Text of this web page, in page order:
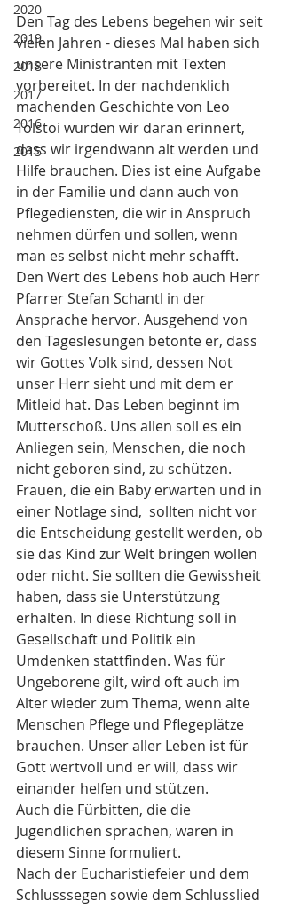
2020
2019
2018
2017
2016
2015
Den Tag des Lebens begehen wir seit
vielen Jahren - dieses Mal haben sich
unsere Ministranten mit Texten
vorbereitet. In der nachdenklich
machenden Geschichte von Leo
Tolstoi wurden wir daran erinnert,
dass wir irgendwann alt werden und
Hilfe brauchen. Dies ist eine Aufgabe
in der Familie und dann auch von
Pflegediensten, die wir in Anspruch
nehmen dürfen und sollen, wenn
man es selbst nicht mehr schafft.
Den Wert des Lebens hob auch Herr
Pfarrer Stefan Schantl in der
Ansprache hervor. Ausgehend von
den Tageslesungen betonte er, dass
wir Gottes Volk sind, dessen Not
unser Herr sieht und mit dem er
Mitleid hat. Das Leben beginnt im
Mutterschoß. Uns allen soll es ein
Anliegen sein, Menschen, die noch
nicht geboren sind, zu schützen.
Frauen, die ein Baby erwarten und in
einer Notlage sind,  sollten nicht vor
die Entscheidung gestellt werden, ob
sie das Kind zur Welt bringen wollen
oder nicht. Sie sollten die Gewissheit
haben, dass sie Unterstützung
erhalten. In diese Richtung soll in
Gesellschaft und Politik ein
Umdenken stattfinden. Was für
Ungeborene gilt, wird oft auch im
Alter wieder zum Thema, wenn alte
Menschen Pflege und Pflegeplätze
brauchen. Unser aller Leben ist für
Gott wertvoll und er will, dass wir
einander helfen und stützen.
Auch die Fürbitten, die die
Jugendlichen sprachen, waren in
diesem Sinne formuliert.
Nach der Eucharistiefeier und dem
Schlusssegen sowie dem Schlusslied